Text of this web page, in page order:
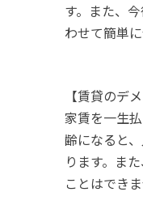
す。また、
わせて簡単
【賃貸のデ
家賃を一生
齢になると
ります。ま
ことはできま